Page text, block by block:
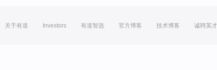
关于有道 Investors 有道智选 官方博客 技术博客 诚聘英才